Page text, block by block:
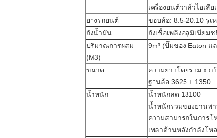
เครื่องยนต์วาล์วไอเสีย
ยางรถยนต์
ขอบล้อ: 8.5-20,10 รูเ
ถังน้ำมัน
ถังเชื้อเพลิงอลูมิเนียม
ปริมาณการผสม
(M3)
9m³ (ปั๊มของ Eaton แ
ขนาด
ความยาวโดยรวม x ก
ฐานล้อ 3625 + 1350
น้ำหนัก
น้ำหนักลด 13100
น้ำหนักรวมของยานพ
ความสามารถในการ
เพลาด้านหลังกำลังโห